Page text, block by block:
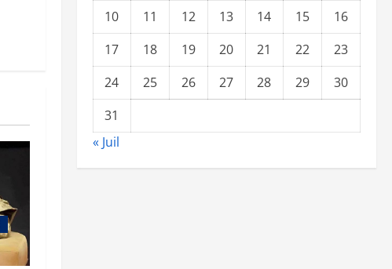
10
11 12 13 14 15
16
17
18 19 20 21 22
23
24
25 26 27 28 29
30
31
« Juil